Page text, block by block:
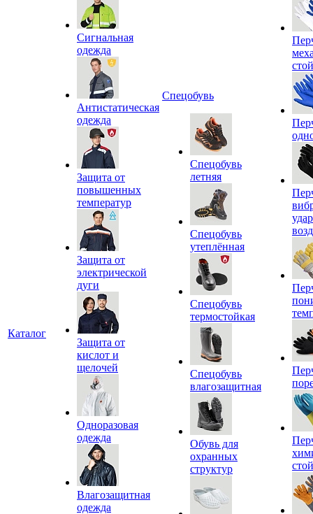
Каталог
Сигнальная
одежда
Антистатическая
одежда
Защита от
повышенных
температур
Защита от
электрической
дуги
Защита от
кислот и
щелочей
Одноразовая
одежда
Влагозащитная
одежда
Спецобувь
Спецобувь
летняя
Спецобувь
утеплённая
Спецобувь
термостойкая
Спецобувь
влагозащитная
Обувь для
охранных
структур